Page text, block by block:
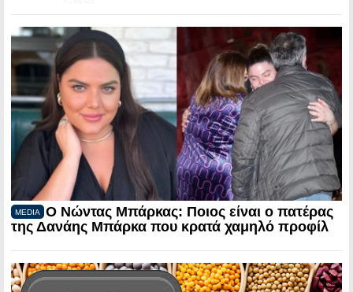
MEDIA
Ο Νώντας Μπάρκας: Ποιος είναι ο πατέρας
της Δανάης Μπάρκα που κρατά χαμηλό προφίλ